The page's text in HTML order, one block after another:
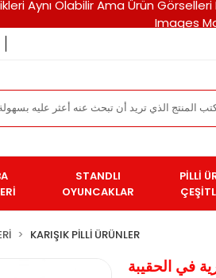
Aynı Olabilir Ama Ürün
Images
STANDLI
OYUNCAKLAR
PİLLİ
KARIŞIK PİLLİ ÜRÜNLER
في الحقيبة